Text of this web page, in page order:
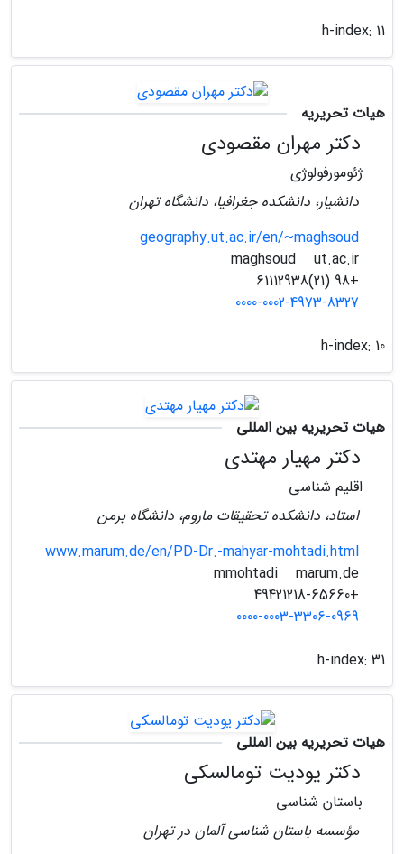
h-index: 11
هیات تحریریه
دکتر مهران مقصودی
ژئومورفولوژی
دانشیار، دانشکده جغرافیا، دانشگاه تهران
geography.ut.ac.ir/en/~maghsoud
ut.ac.ir
+98 (21)61112938
0000-0002-4973-8327
h-index: 10
هیات تحریریه بین المللی
دکتر مهیار مهتدی
اقلیم شناسی
استاد، دانشکده تحقیقات ماروم، دانشگاه برمن
www.marum.de/en/PD-Dr.-mahyar-mohtadi.html
marum.de
+49421218-65660
0000-0003-3306-0969
h-index: 31
هیات تحریریه بین المللی
دکتر یودیت تومالسکی
باستان شناسی
مؤسسه باستان شناسی آلمان در تهران